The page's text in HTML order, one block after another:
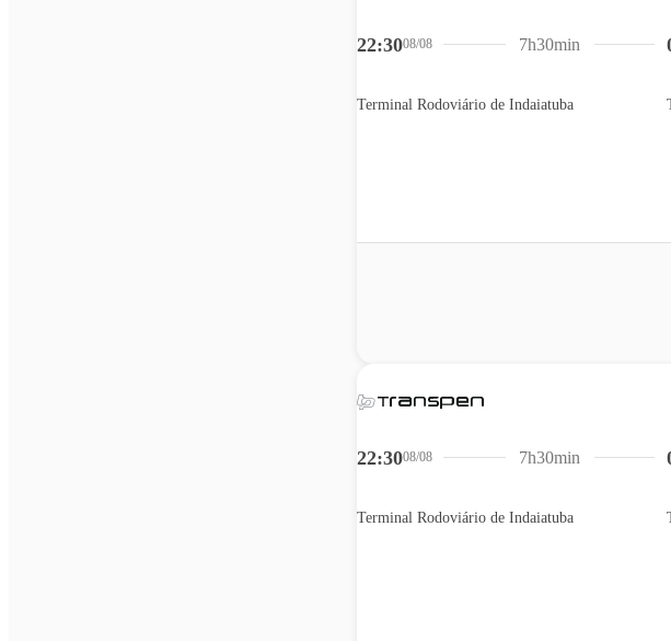
22:3008/08
Terminal Rodoviário de Indaiatuba
7h30min
22:3008/08
Terminal Rodoviário de Indaiatuba
7h30min